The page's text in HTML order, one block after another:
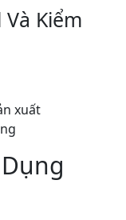
Kiểm
xuất